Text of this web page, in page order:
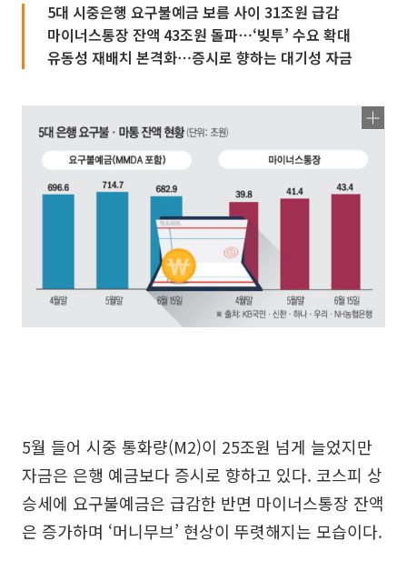
5대 시중은행 요구불예금 보름 사이 31조원 급감
마이너스통장 잔액 43조원 돌파⋯‘빚투’ 수요 확대
유동성 재배치 본격화⋯증시로 향하는 대기성 자금
5월 들어 시중 통화량(M2)이 25조원 넘게 늘었지만
자금은 은행 예금보다 증시로 향하고 있다. 코스피 상
승세에 요구불예금은 급감한 반면 마이너스통장 잔액
은 증가하며 ‘머니무브’ 현상이 뚜렷해지는 모습이다.